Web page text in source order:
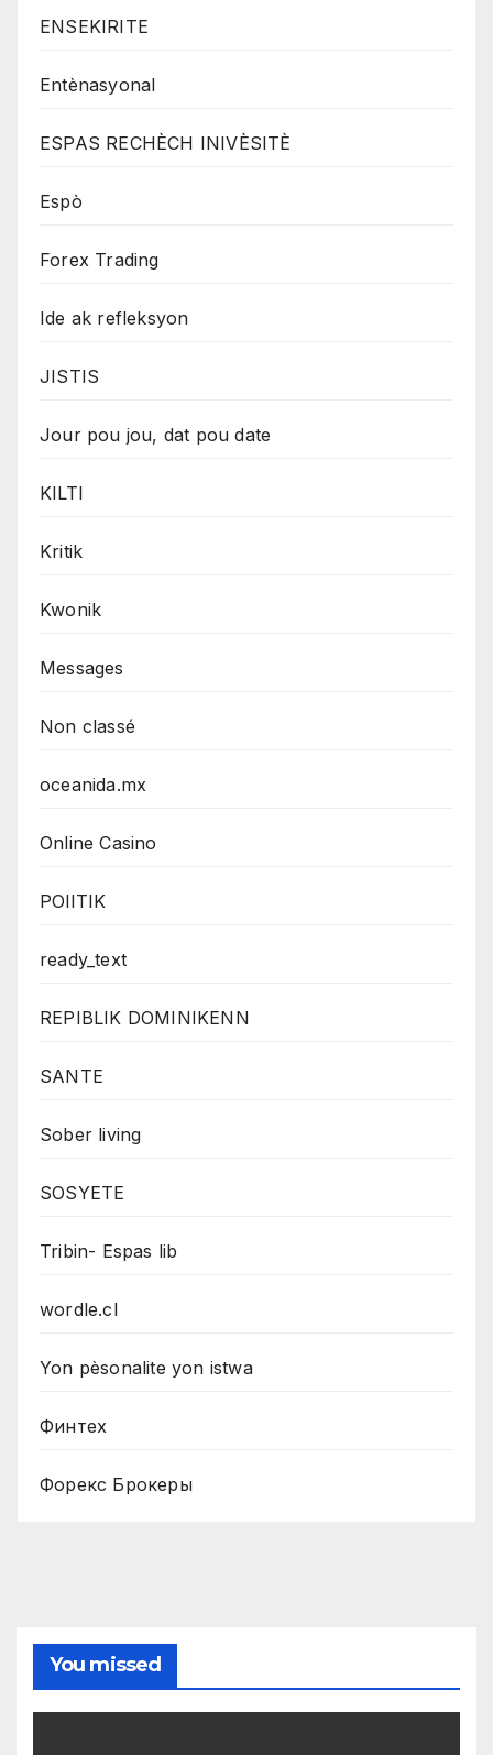
ENSEKIRITE
Entènasyonal
ESPAS RECHÈCH INIVÈSITÈ
Espò
Forex Trading
Ide ak refleksyon
JISTIS
Jour pou jou, dat pou date
KILTI
Kritik
Kwonik
Messages
Non classé
oceanida.mx
Online Casino
POlITIK
ready_text
REPIBLIK DOMINIKENN
SANTE
Sober living
SOSYETE
Tribin- Espas lib
wordle.cl
Yon pèsonalite yon istwa
Финтех
Форекс Брокеры
You missed